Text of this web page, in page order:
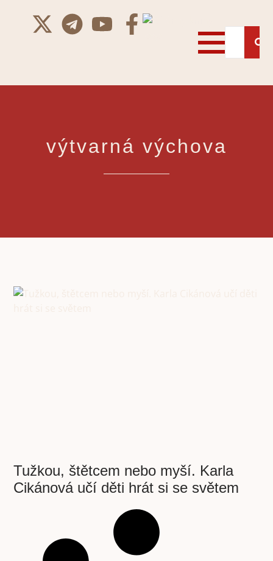
výtvarná výchova
Tužkou, štětcem nebo myší. Karla
Cikánová učí děti hrát si se světem